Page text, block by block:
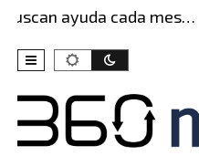
ayuda cada mes…